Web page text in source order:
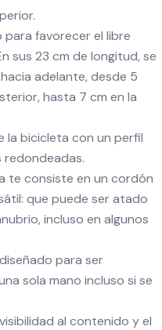
favorecer el libre
sus 23 cm de longitud, se
adelante, desde 5
hasta 7 cm en la
la bicicleta con un perfil
redondeadas.
te consiste en un cordón
que puede ser atado
incluso en algunos
para ser
sola mano incluso si se
al contenido y el